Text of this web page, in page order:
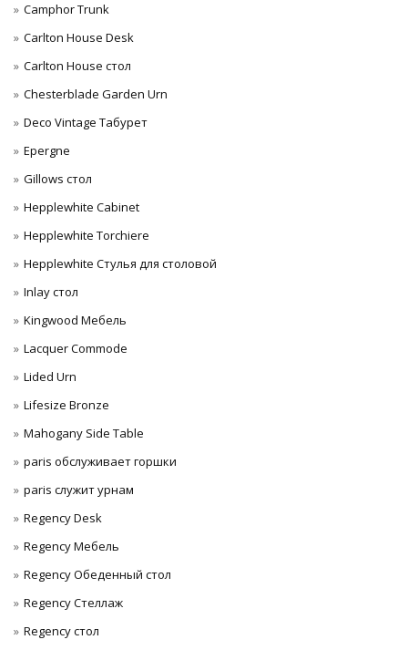
Camphor Trunk
Carlton House Desk
Carlton House стол
Chesterblade Garden Urn
Deco Vintage Табурет
Epergne
Gillows стол
Hepplewhite Cabinet
Hepplewhite Torchiere
Hepplewhite Стулья для столовой
Inlay стол
Kingwood Мебель
Lacquer Commode
Lided Urn
Lifesize Bronze
Mahogany Side Table
paris обслуживает горшки
paris служит урнам
Regency Desk
Regency Мебель
Regency Обеденный стол
Regency Стеллаж
Regency стол